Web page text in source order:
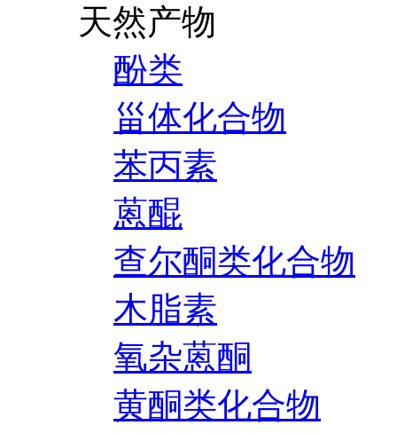
天然产物
酚类
甾体化合物
苯丙素
蒽醌
查尔酮类化合物
木脂素
氧杂蒽酮
黄酮类化合物